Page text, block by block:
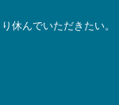
休んでいただきたい。